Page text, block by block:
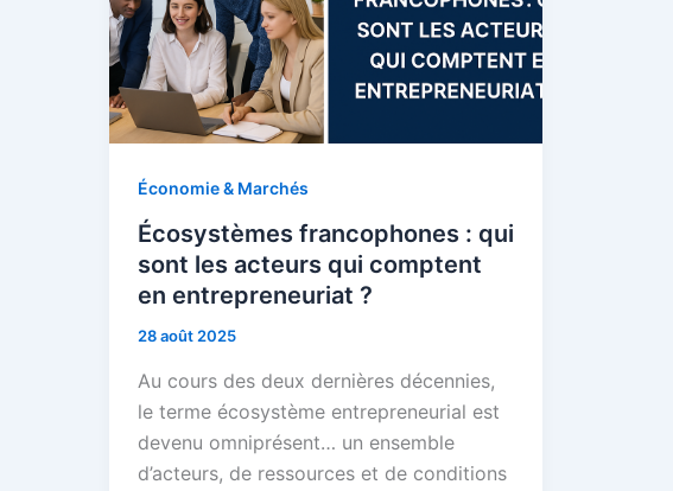
Économie & Marchés
Écosystèmes francophones : qui
sont les acteurs qui comptent
en entrepreneuriat ?
28 août 2025
Au cours des deux dernières décennies,
le terme écosystème entrepreneurial est
devenu omniprésent… un ensemble
d’acteurs, de ressources et de conditions